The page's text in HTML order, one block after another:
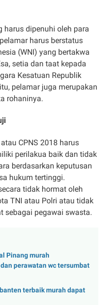
harus dipenuhi oleh para
harus berstatus
(WNI) yang bertakwa
setia dan taat kepada
Kesatuan Republik
pelamar juga merupakan
rohaninya.
CPNS 2018 harus
perilakua baik dan tidak
berdasarkan keputusan
hukum tertinggi.
tidak hormat oleh
TNI atau Polri atau tidak
sebagai pegawai swasta.
Pinang murah
perawatan wc tersumbat
terbaik murah dapat